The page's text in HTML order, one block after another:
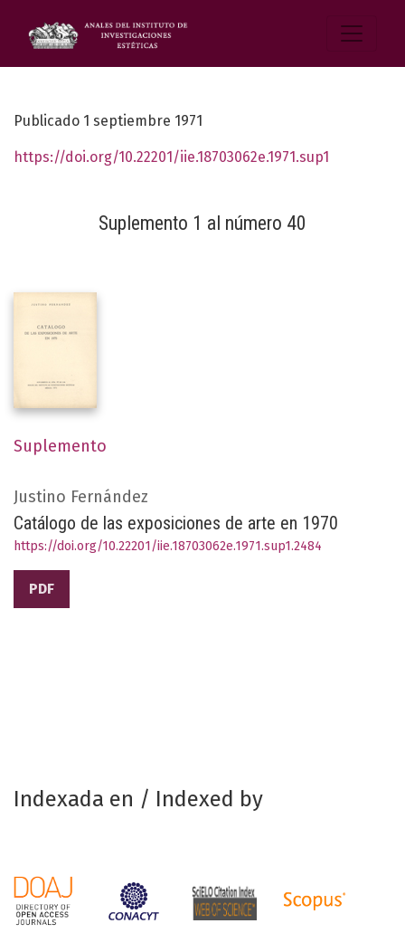
Publicado 1 septiembre 1971
https://doi.org/10.22201/iie.18703062e.1971.sup1
Suplemento 1 al número 40
Suplemento
Justino Fernández
Catálogo de las exposiciones de arte en 1970
https://doi.org/10.22201/iie.18703062e.1971.sup1.2484
PDF
Indexada en / Indexed by